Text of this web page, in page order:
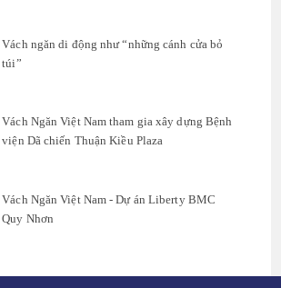
Vách ngăn di động như “những cánh cửa bỏ
túi”
Vách Ngăn Việt Nam tham gia xây dựng Bệnh
viện Dã chiến Thuận Kiều Plaza
Vách Ngăn Việt Nam - Dự án Liberty BMC
Quy Nhơn